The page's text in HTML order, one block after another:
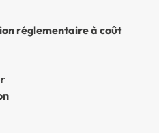
réglementaire à coût